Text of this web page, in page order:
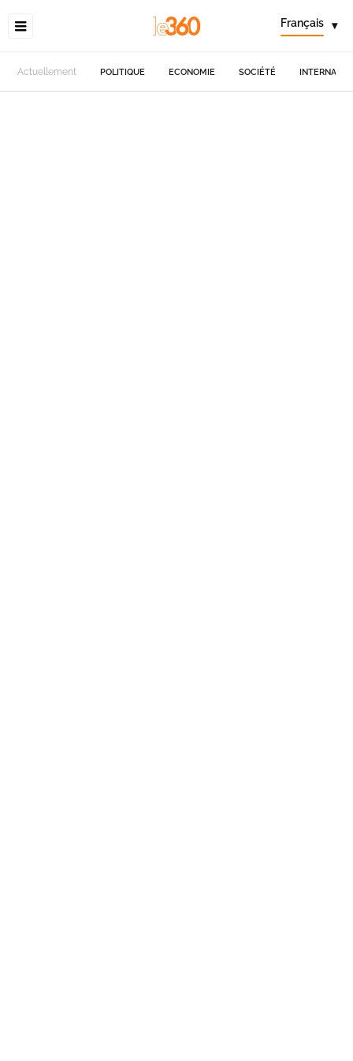
Français ▾
Actuellement POLITIQUE ECONOMIE SOCIÉTÉ